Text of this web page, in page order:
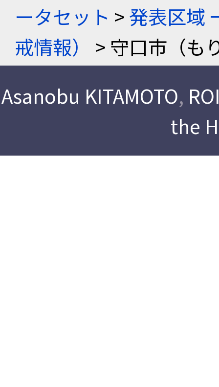
ータセット >発表区域
戒情報）
> 守口市（も
Asanobu KITAMOTO,
the